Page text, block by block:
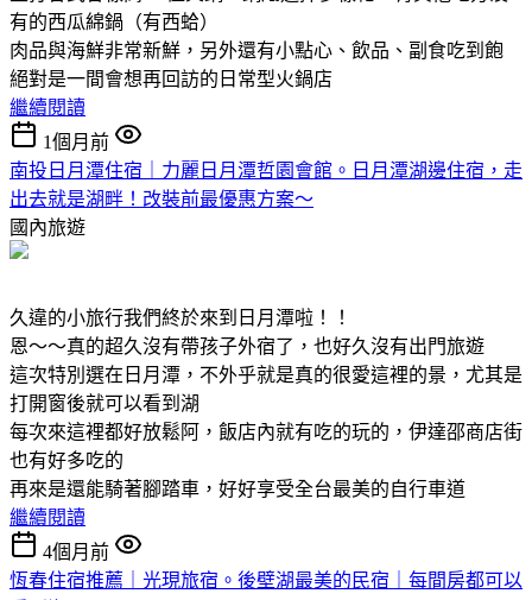
有的西瓜綿鍋（有西蛤）
肉品與海鮮非常新鮮，另外還有小點心、飲品、副食吃到飽
絕對是一間會想再回訪的日常型火鍋店
繼續閱讀
1個月前
南投日月潭住宿｜力麗日月潭哲園會館。日月潭湖邊住宿，走
出去就是湖畔！改裝前最優惠方案～
國內旅遊
久違的小旅行我們終於來到日月潭啦！！
恩～～真的超久沒有帶孩子外宿了，也好久沒有出門旅遊
這次特別選在日月潭，不外乎就是真的很愛這裡的景，尤其是
打開窗後就可以看到湖
每次來這裡都好放鬆阿，飯店內就有吃的玩的，伊達邵商店街
也有好多吃的
再來是還能騎著腳踏車，好好享受全台最美的自行車道
繼續閱讀
4個月前
恆春住宿推薦｜光現旅宿。後壁湖最美的民宿｜每間房都可以